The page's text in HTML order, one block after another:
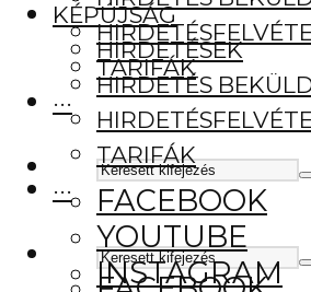
TARIFÁK
···
FACEBOOK
YOUTUBE
INSTAGRAM
KÉPÚJSÁG
HIRDETÉSEK
HIRDETÉS
TARIFÁK
···